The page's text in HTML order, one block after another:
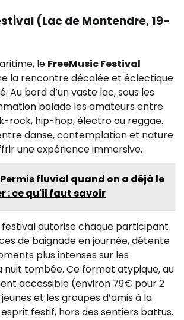
(Lac de Montendre, 19-
le FreeMusic Festival
la rencontre décalée et éclectique
Au bord d’un vaste lac, sous les
balade les amateurs entre
rock, hip-hop, électro ou reggae.
danse, contemplation et nature
une expérience immersive.
Permis fluvial quand on a déjà le
: ce qu'il faut savoir
festival autorise chaque participant
de baignade en journée, détente
plus intenses sur les
nuit tombée. Ce format atypique, au
accessible (environ 79€ pour 2
et les groupes d’amis à la
festif, hors des sentiers battus.